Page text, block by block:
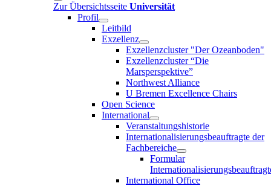
Zur Übersichtsseite Universität
Profil
Leitbild
Exzellenz
Exzellenzcluster "Der Ozeanboden"
Exzellenzcluster “Die
Marsperspektive”
Northwest Alliance
U Bremen Excellence Chairs
Open Science
International
Veranstaltungshistorie
Internationalisierungsbeauftragte der
Fachbereiche
Formular
International Office